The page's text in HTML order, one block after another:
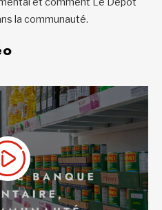
la communauté.